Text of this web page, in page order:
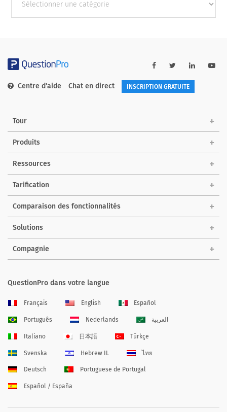
catégories
Centre d'aide Chat en direct INSCRIPTION GRATUITE
Tour
Produits
Ressources
Tarification
Comparaison des fonctionnalités
Solutions
Compagnie
QuestionPro dans votre langue
Français English Español
Português Nederlands العربية
Italiano 日本語 Türkçe
Svenska Hebrew IL ไทย
Deutsch Portuguese de Portugal
Español / España